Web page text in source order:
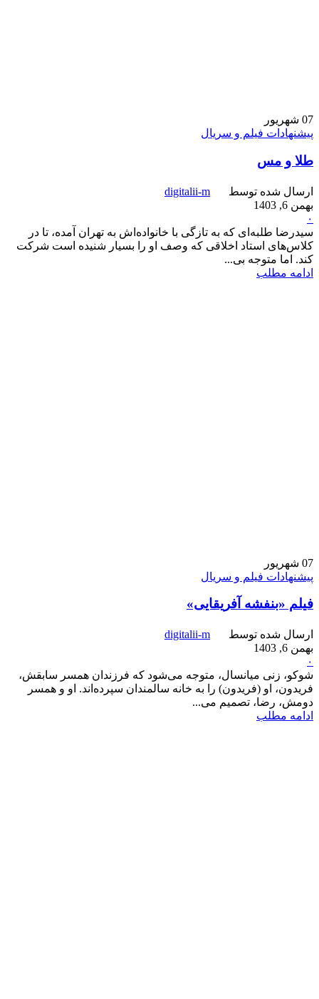
07 شهریور
پیشنهادات فیلم و سریال
طلا و مس
ارسال شده توسط
digitalii-m
بهمن 6, 1403
۰
سیدرضا طلبه‌ای که به تازگی با خانواده‌اش به تهران آمده، تا در
کلاس‌های استاد اخلاقی که وصف او را بسیار شنیده است شرکت
کند. اما متوجه بی...
ادامه مطلب
07 شهریور
پیشنهادات فیلم و سریال
فیلم «بنفشه آفریقایی»
ارسال شده توسط
digitalii-m
بهمن 6, 1403
۰
شوکو، زنی میانسال، متوجه می‌شود که فرزندان همسر سابقش،
فریدون، او (فریدون) را به خانه سالمندان سپرده‌اند. او و همسر
دومش، رضا، تصمیم می...
ادامه مطلب